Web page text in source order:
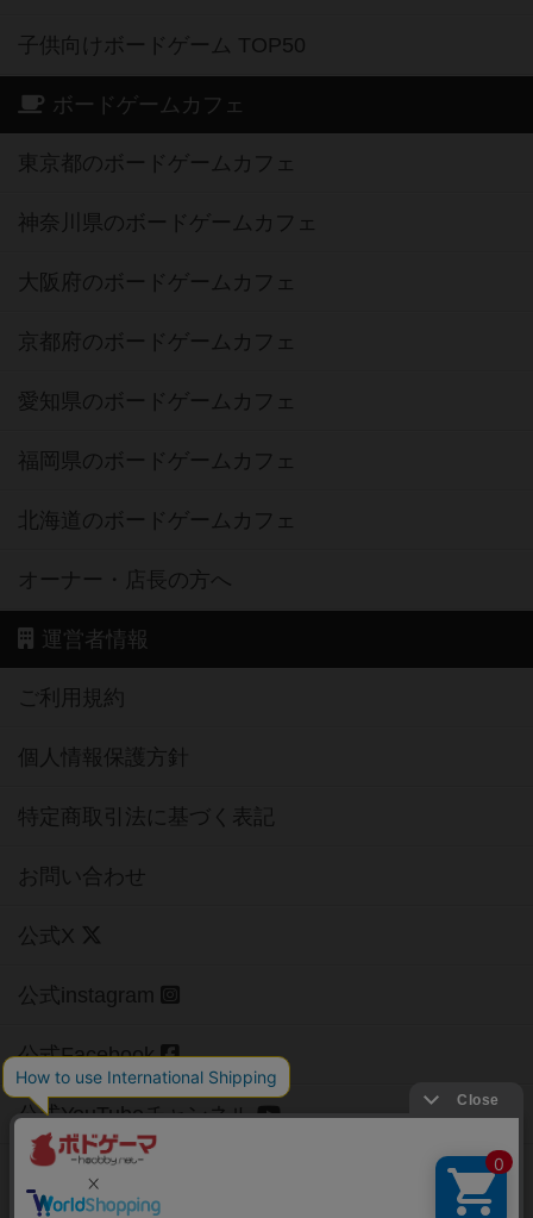
子供向けボードゲーム TOP50
ボードゲームカフェ
東京都のボードゲームカフェ
神奈川県のボードゲームカフェ
大阪府のボードゲームカフェ
京都府のボードゲームカフェ
愛知県のボードゲームカフェ
福岡県のボードゲームカフェ
北海道のボードゲームカフェ
オーナー・店長の方へ
運営者情報
ご利用規約
個人情報保護方針
特定商取引法に基づく表記
お問い合わせ
公式X
公式instagram
公式Facebook
公式YouTubeチャンネル